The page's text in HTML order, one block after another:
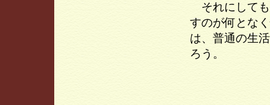
それにしても
すのが何とな
は、普通の生
ろう。